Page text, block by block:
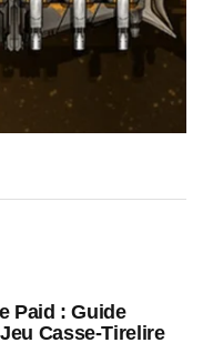
Paid : Guide
Casse-Tirelire